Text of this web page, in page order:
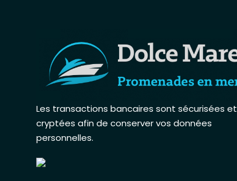
Les transactions bancaires sont sécurisées et
cryptées afin de conserver vos données
personnelles.